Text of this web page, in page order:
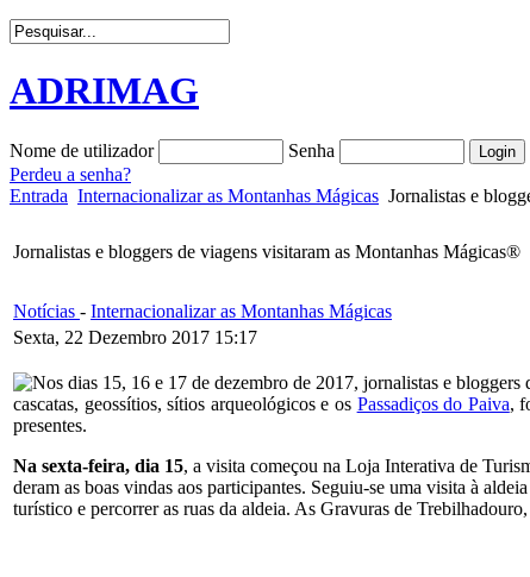
ADRIMAG
Nome de utilizador
Senha
Perdeu a senha?
Entrada Internacionalizar as Montanhas Mágicas Jornalistas e
Jornalistas e bloggers de viagens visitaram as Montanhas Mágicas®
Notícias - Internacionalizar as Montanhas Mágicas
Sexta, 22 Dezembro 2017 15:17
Nos dias 15, 16 e 17 de dezembro de 2017, jornalistas e bloggers
cascatas, geossítios, sítios arqueológicos e os Passadiços do Paiva,
presentes.
Na sexta-feira, dia 15, a visita começou na Loja Interativa de
deram as boas vindas aos participantes. Seguiu-se uma visita à
turístico e percorrer as ruas da aldeia. As Gravuras de